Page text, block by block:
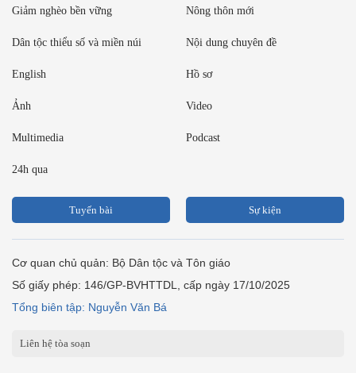
Giảm nghèo bền vững Nông thôn mới
Dân tộc thiểu số và miền núi Nội dung chuyên đề
English Hồ sơ
Ảnh Video
Multimedia Podcast
24h qua
Tuyến bài Sự kiện
Cơ quan chủ quản: Bộ Dân tộc và Tôn giáo
Số giấy phép: 146/GP-BVHTTDL, cấp ngày 17/10/2025
Tổng biên tập: Nguyễn Văn Bá
Liên hệ tòa soạn